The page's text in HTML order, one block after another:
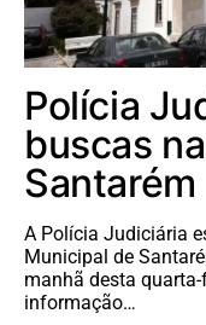
Polícia
buscas
Santarém
A Polícia Judiciária
Municipal de
manhã desta
informação…